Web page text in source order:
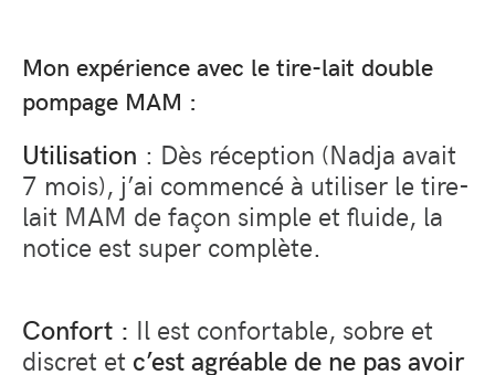
Mon expérience avec le tire-lait double
pompage MAM :
Utilisation : Dès réception (Nadja avait
7 mois), j’ai commencé à utiliser le tire-
lait MAM de façon simple et fluide, la
notice est super complète.
Confort : Il est confortable, sobre et
discret et c’est agréable de ne pas avoir